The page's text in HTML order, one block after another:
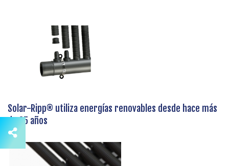
Solar-Ripp® utiliza energías renovables desde hace más
de 25 años